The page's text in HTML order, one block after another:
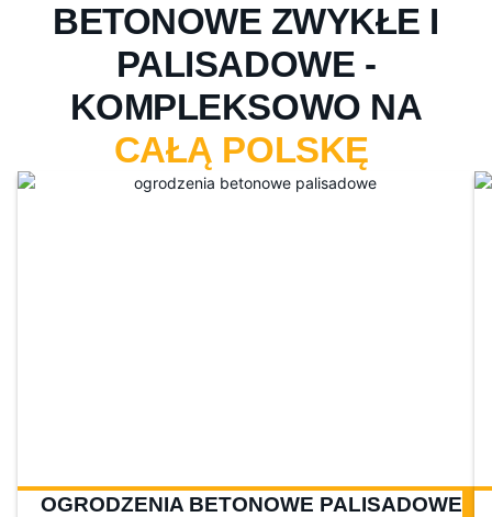
BETONOWE ZWYKŁE I
PALISADOWE -
KOMPLEKSOWO NA
CAŁĄ POLSKĘ
OGRODZENIA BETONOWE PALISADOWE